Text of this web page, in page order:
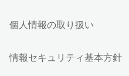
個人情報の取り扱い
情報セキュリティ基本方針